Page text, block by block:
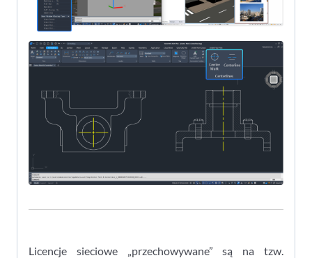
Licencje sieciowe „przechowywane” są na tzw.